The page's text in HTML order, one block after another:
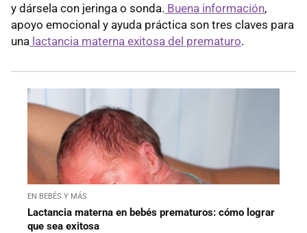
y dársela con jeringa o sonda. Buena información,
apoyo emocional y ayuda práctica son tres claves para
una lactancia materna exitosa del prematuro.
EN BEBÉS Y MÁS
Lactancia materna en bebés prematuros: cómo lograr
que sea exitosa